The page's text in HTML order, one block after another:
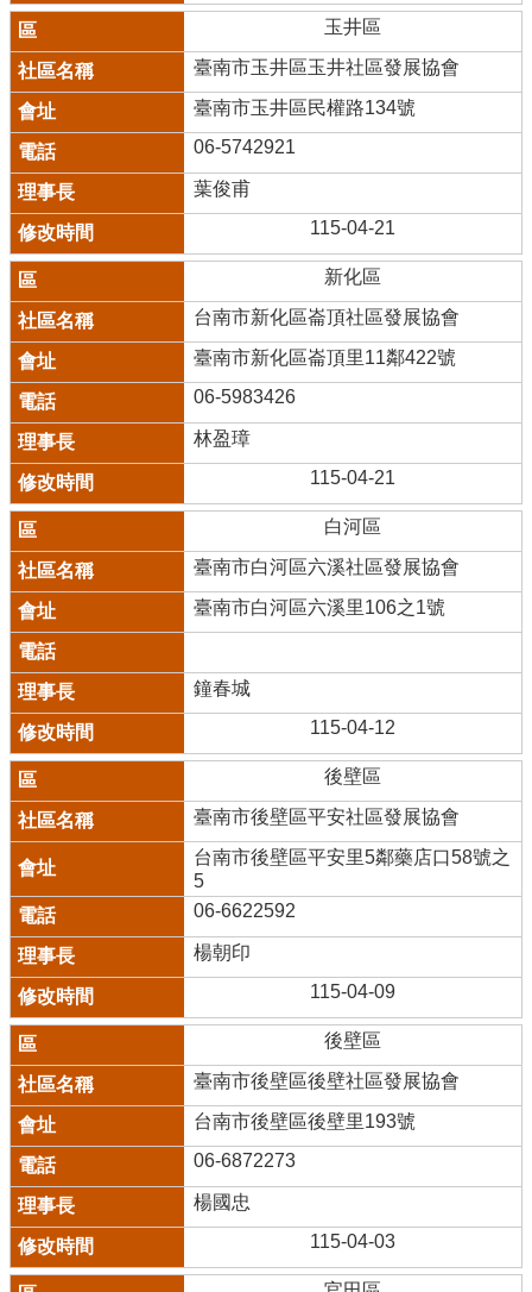
玉井區
臺南市玉井區玉井社區發展協會
臺南市玉井區民權路134號
06-5742921
葉俊甫
115-04-21
新化區
台南市新化區崙頂社區發展協會
臺南市新化區崙頂里11鄰422號
06-5983426
林盈璋
115-04-21
白河區
臺南市白河區六溪社區發展協會
臺南市白河區六溪里106之1號
鐘春城
115-04-12
後壁區
臺南市後壁區平安社區發展協會
台南市後壁區平安里5鄰藥店口58號之
5
06-6622592
楊朝印
115-04-09
後壁區
臺南市後壁區後壁社區發展協會
台南市後壁區後壁里193號
06-6872273
楊國忠
115-04-03